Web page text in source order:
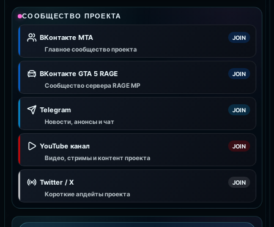
СООБЩЕСТВО ПРОЕКТА
ВКонтакте MTA JOIN
Главное сообщество проекта
ВКонтакте GTA 5 RAGE JOIN
Сообщество сервера RAGE MP
Telegram JOIN
Новости, анонсы и чат
YouTube канал JOIN
Видео, стримы и контент проекта
Twitter / X JOIN
Короткие апдейты проекта